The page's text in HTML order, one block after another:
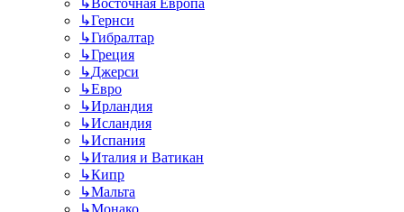
↳Гернси
↳Гибралтар
↳Греция
↳Джерси
↳Евро
↳Ирландия
↳Исландия
↳Испания
↳Италия и Ватикан
↳Кипр
↳Мальта
↳Монако